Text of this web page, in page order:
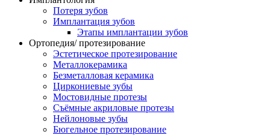
Потеря зубов
Имплантация зубов
Этапы имплантации зубов
Ортопедия/ протезирование
Эстетическое протезирование
Металлокерамика
Безметалловая керамика
Циркониевые зубы
Мостовидные протезы
Съёмные акриловые протезы
Нейлоновые зубы
Бюгельное протезирование